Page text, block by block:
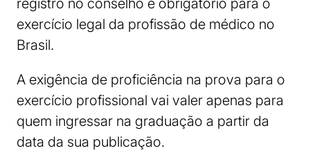
exercício legal da profissão de médico no
Brasil.
A exigência de proficiência na prova para o
exercício profissional vai valer apenas para
quem ingressar na graduação a partir da
data da sua publicação.